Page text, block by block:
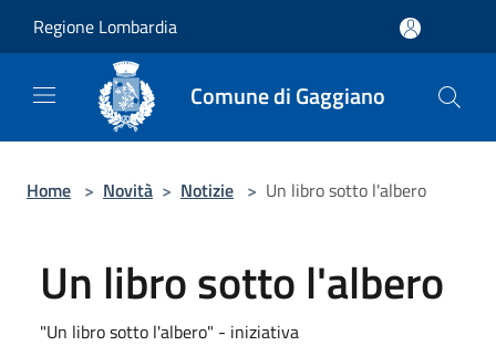
Regione Lombardia
Comune di Gaggiano
Home > Novità > Notizie > Un libro sotto l'albero
Un libro sotto l'albero
"Un libro sotto l'albero" - iniziativa